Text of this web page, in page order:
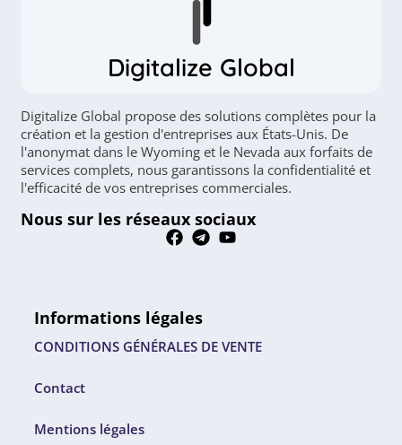
Digitalize Global
Digitalize Global propose des solutions complètes pour la
création et la gestion d'entreprises aux États-Unis. De
l'anonymat dans le Wyoming et le Nevada aux forfaits de
services complets, nous garantissons la confidentialité et
l'efficacité de vos entreprises commerciales.
Nous sur les réseaux sociaux
Informations légales
CONDITIONS GÉNÉRALES DE VENTE
Contact
Mentions légales